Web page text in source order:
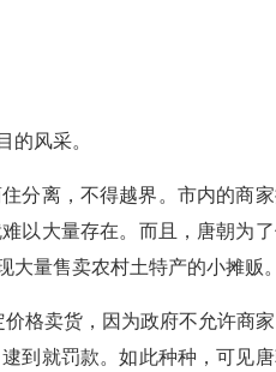
风采。
分离，不得越界。市内的商
以大量存在。而且，唐朝为
量售卖农村土特产的小摊贩。
格卖货，因为政府不允许商
到就罚款。如此种种，可见